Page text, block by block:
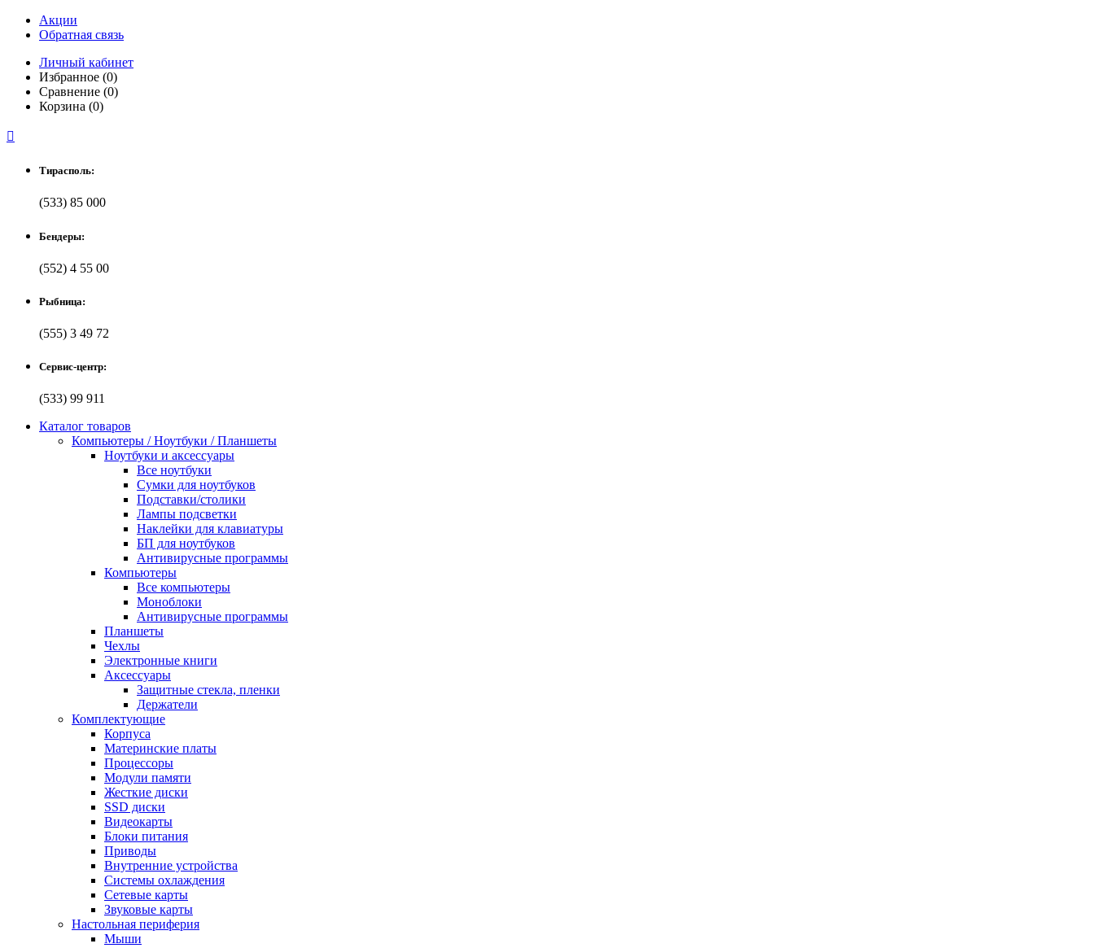
Акции
Обратная связь
Личный кабинет
Избранное (0)
Сравнение (0)
Корзина (0)

Тирасполь:
(533) 85 000
Бендеры:
(552) 4 55 00
Рыбница:
(555) 3 49 72
Сервис-центр:
(533) 99 911
Каталог товаров
Компьютеры / Ноутбуки / Планшеты
Ноутбуки и аксессуары
Все ноутбуки
Сумки для ноутбуков
Подставки/столики
Лампы подсветки
Наклейки для клавиатуры
БП для ноутбуков
Антивирусные программы
Компьютеры
Все компьютеры
Моноблоки
Антивирусные программы
Планшеты
Чехлы
Электронные книги
Аксессуары
Защитные стекла, пленки
Держатели
Комплектующие
Корпуса
Материнские платы
Процессоры
Модули памяти
Жесткие диски
SSD диски
Видеокарты
Блоки питания
Приводы
Внутренние устройства
Системы охлаждения
Сетевые карты
Звуковые карты
Настольная периферия
Мыши